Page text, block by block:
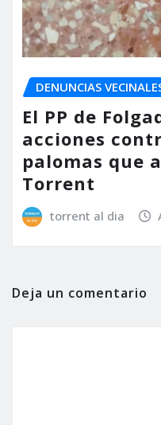
DENUNCIAS
El PP de
acciones
palomas que
Torrent
torrent al dia
Deja un comentario